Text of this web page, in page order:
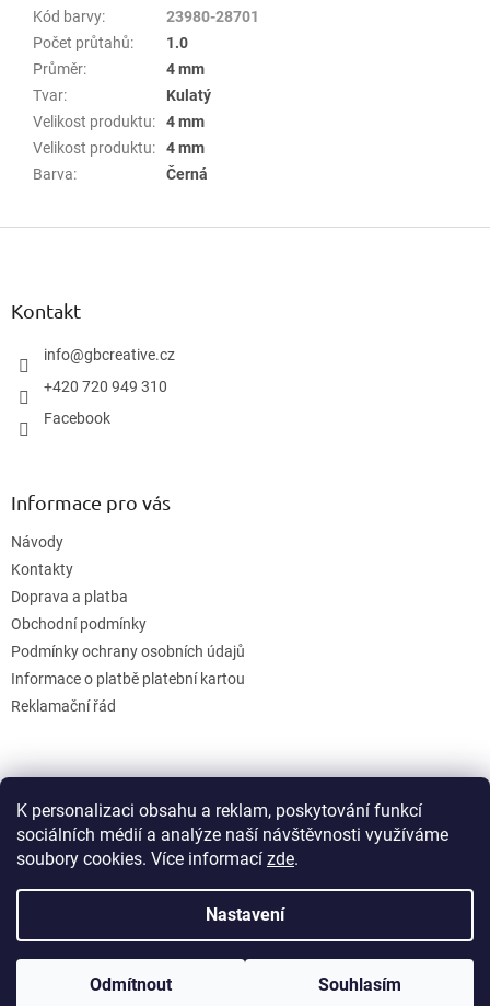
K personalizaci obsahu a reklam, poskytování funkcí
sociálních médií a analýze naší návštěvnosti využíváme
soubory cookies. Více informací zde.
Nastavení
Odmítnout Souhlasím
Kód barvy:
23980-28701
Počet průtahů:
1.0
Průměr:
4 mm
Tvar:
Kulatý
Velikost produktu:
4 mm
Velikost produktu:
4 mm
Barva: Černá
Z
Kontakt
info@gbcreative.cz
+420 720 949 310
Facebook
Informace pro vás
Návody
Kontakty
Doprava a platba
Obchodní podmínky
Podmínky ochrany osobních údajů
Informace o platbě platební kartou
Reklamační řád
. Všechna práva vyhrazena.